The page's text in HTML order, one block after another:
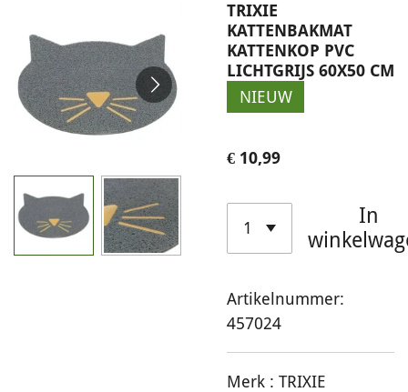
TRIXIE
KATTENBAKMAT
KATTENKOP PVC
LICHTGRIJS 60X50 CM
NIEUW
€ 10,99
In
Artikelnummer:
457024
Merk : TRIXIE